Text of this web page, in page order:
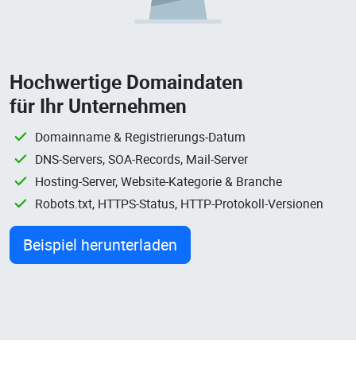
Hochwertige Domaindaten
für Ihr Unternehmen
Domainname & Registrierungs-Datum
DNS-Servers, SOA-Records, Mail-Server
Hosting-Server, Website-Kategorie & Branche
Robots.txt, HTTPS-Status, HTTP-Protokoll-Versionen
Beispiel herunterladen